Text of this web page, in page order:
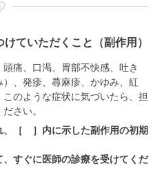
ていただくこと（副作用）
痛、口渇、胃部不快感、吐き
、発疹、蕁麻疹、かゆみ、紅
のような症状に気づいたら、担
さい。
、［ ］内に示した副作用の初期
すぐに医師の診療を受けてくだ